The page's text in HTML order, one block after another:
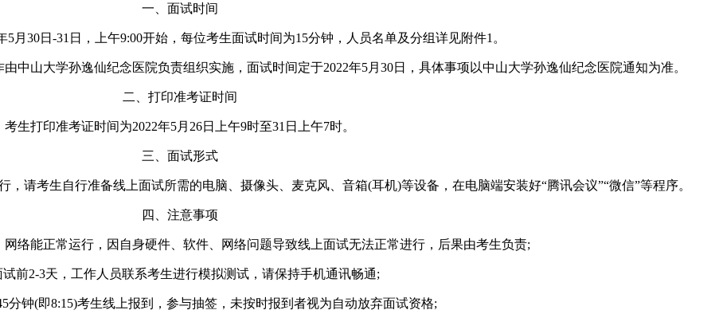
一、面试时间
5月30日-31日，上午9:00开始，每位考生面试时间为15分钟，人员名单及分组详见附件1。
中山大学孙逸仙纪念医院负责组织实施，面试时间定于2022年5月30日，具体事项以中山大学孙逸仙纪念医院通知为准。
二、打印准考证时间
考生打印准考证时间为2022年5月26日上午9时至31日上午7时。
三、面试形式
请考生自行准备线上面试所需的电脑、摄像头、麦克风、音箱(耳机)等设备，在电脑端安装好“腾讯会议”“微信”等程序。
四、注意事项
络能正常运行，因自身硬件、软件、网络问题导致线上面试无法正常进行，后果由考生负责;
试前2-3天，工作人员联系考生进行模拟测试，请保持手机通讯畅通;
分钟(即8:15)考生线上报到，参与抽签，未按时报到者视为自动放弃面试资格;